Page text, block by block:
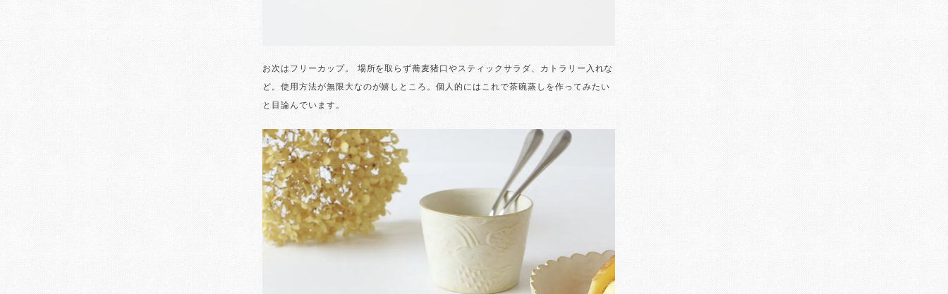
お次はフリーカップ。 場所を取らず蕎麦猪口やスティックサラダ、カトラリー入れな
ど。使用方法が無限大なのが嬉しところ。個人的にはこれで茶碗蒸しを作ってみたい
と目論んでいます。